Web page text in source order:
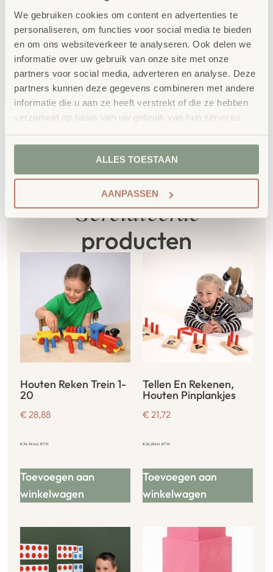
We gebruiken cookies om content en advertenties te
personaliseren, om functies voor social media te bieden
en om ons websiteverkeer te analyseren. Ook delen we
informatie over uw gebruik van onze site met onze
partners voor social media, adverteren en analyse. Deze
partners kunnen deze gegevens combineren met andere
informatie die u aan ze heeft verstrekt of die ze hebben
verzameld op basis van uw gebruik van hun services.
ALLES TOESTAAN
AANPASSEN
100% FSC-gecertificeerd Scandinavisch hout.
Daarnaast zelfs voorzien van het
milieukeurmerkEU-Ecolabel.
Extra informatie
SKU 761728
Gerelateerde
producten
Houten Reken Trein 1-
20
€ 28,88
€34,94incl. BTW
Toevoegen aan
winkelwagen
Tellen En Rekenen,
Houten Pinplankjes
€ 21,72
€26,28incl. BTW
Toevoegen aan
winkelwagen